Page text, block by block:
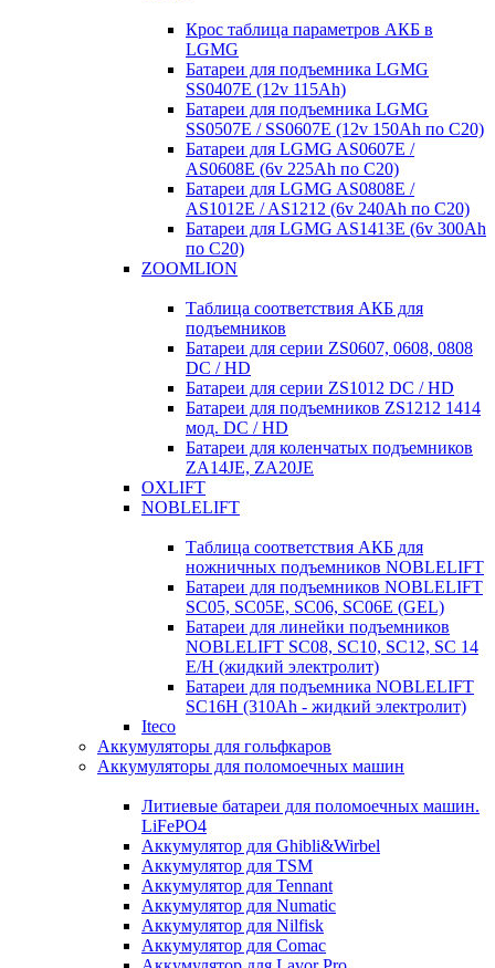
Крос таблица параметров АКБ в
LGMG
Батареи для подъемника LGMG
SS0407E (12v 115Ah)
Батареи для подъемника LGMG
SS0507E / SS0607E (12v 150Ah по С20)
Батареи для LGMG AS0607E /
AS0608E (6v 225Ah по С20)
Батареи для LGMG AS0808E /
AS1012E / AS1212 (6v 240Ah по С20)
Батареи для LGMG AS1413E (6v 300Ah
по С20)
ZOOMLION
Таблица соответствия АКБ для
подъемников
Батареи для серии ZS0607, 0608, 0808
DC / HD
Батареи для серии ZS1012 DC / HD
Батареи для подъемников ZS1212 1414
мод. DC / HD
Батареи для коленчатых подъемников
ZA14JE, ZA20JE
OXLIFT
NOBLELIFT
Таблица соответствия АКБ для
ножничных подъемников NOBLELIFT
Батареи для подъемников NOBLELIFT
SC05, SC05E, SC06, SC06E (GEL)
Батареи для линейки подъемников
NOBLELIFT SC08, SC10, SC12, SC 14
E/H (жидкий электролит)
Батареи для подъемника NOBLELIFT
SC16H (310Ah - жидкий электролит)
Iteco
Аккумуляторы для гольфкаров
Аккумуляторы для поломоечных машин
Литиевые батареи для поломоечных машин.
LiFePO4
Аккумулятор для Ghibli&Wirbel
Аккумулятор для TSM
Аккумулятор для Tennant
Аккумулятор для Numatic
Аккумулятор для Nilfisk
Аккумулятор для Comac